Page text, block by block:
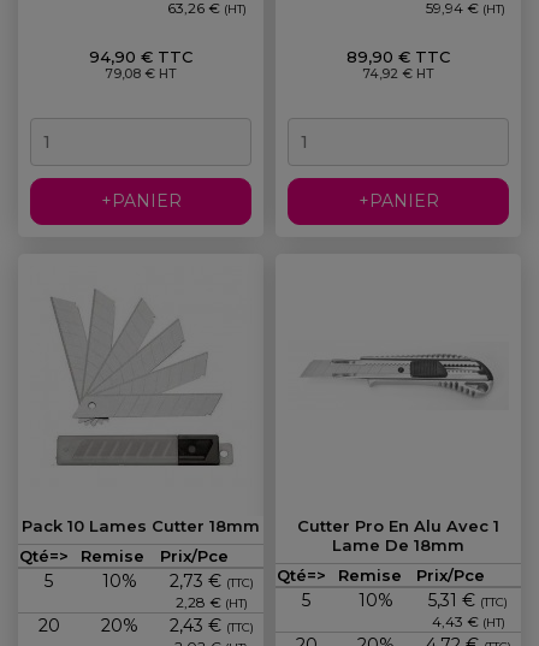
63,26 € (HT)
94,90 € TTC
79,08 € HT
+PANIER
59,94 € (HT)
89,90 € TTC
74,92 € HT
+PANIER
Pack 10 Lames Cutter 18mm
Prix
Qté=> Remise Prix/Pce
5 10% 2,73 € (TTC)
2,28 € (HT)
20 20% 2,43 € (TTC)
Cutter Pro En Alu Avec 1
Lame De 18mm
Prix
Qté=> Remise Prix/Pce
5 10% 5,31 € (TTC)
4,43 € (HT)